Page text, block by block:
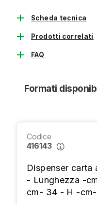
add Scheda tecnica
add Prodotti correlati
add FAQ
Formati
Codice
416143
Dispenser carta
- Lunghezza -
cm- 34 - H -cm-